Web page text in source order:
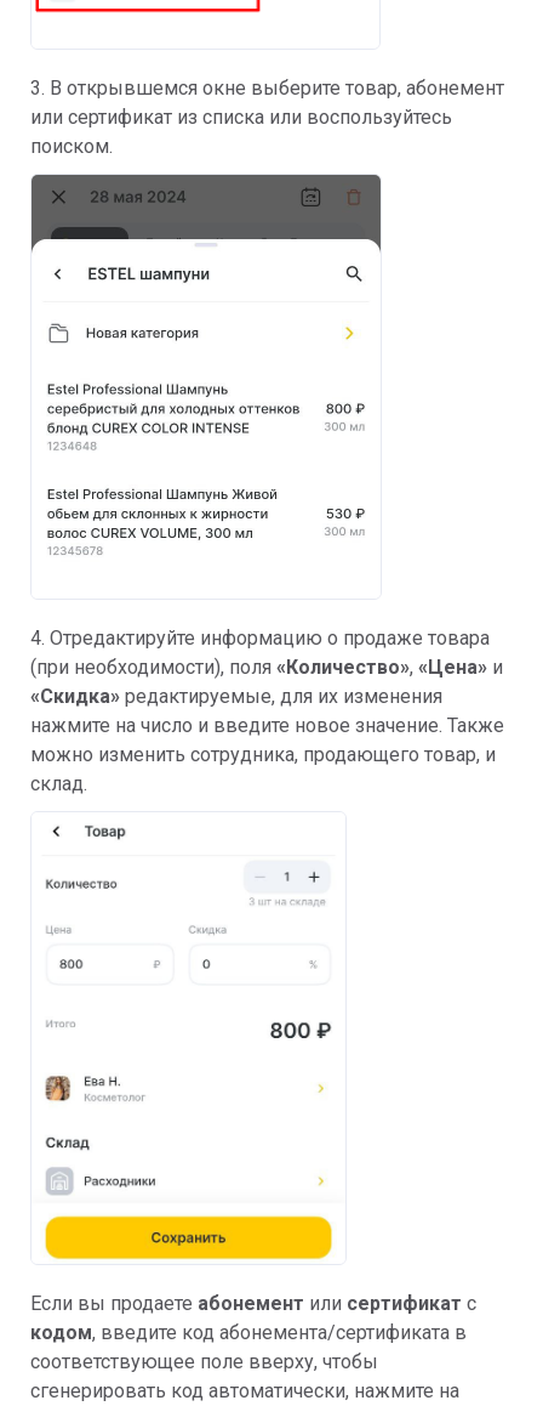
3. В открывшемся окне выберите товар, абонемент
или сертификат из списка или воспользуйтесь
поиском.
4. Отредактируйте информацию о продаже товара
(при необходимости), поля «Количество», «Цена» и
«Скидка» редактируемые, для их изменения
нажмите на число и введите новое значение. Также
можно изменить сотрудника, продающего товар, и
склад.
Если вы продаете абонемент или сертификат с
кодом, введите код абонемента/сертификата в
соответствующее поле вверху, чтобы
сгенерировать код автоматически, нажмите на